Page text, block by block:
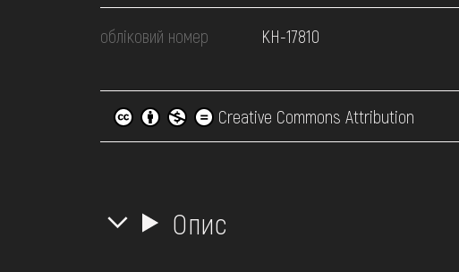
обліковий номер КН-17810
Creative Commons Attribution
Опис